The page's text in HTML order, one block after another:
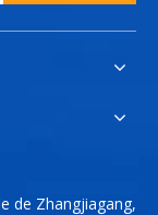
de Zhangjiagang,